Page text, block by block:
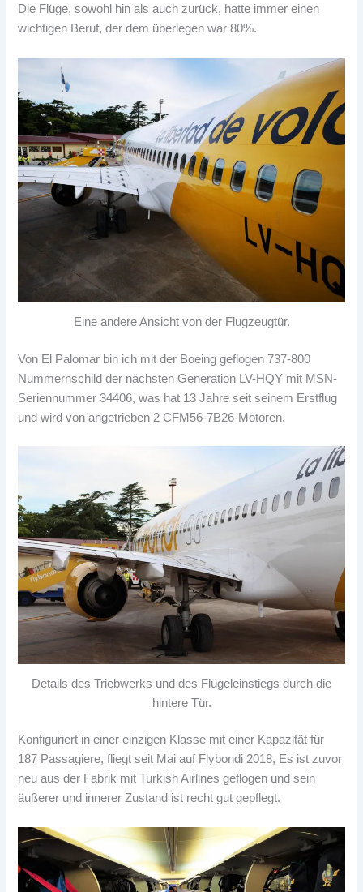
Die Flüge, sowohl hin als auch zurück, hatte immer einen
wichtigen Beruf, der dem überlegen war 80%.
Eine andere Ansicht von der Flugzeugtür.
Von El Palomar bin ich mit der Boeing geflogen 737-800
Nummernschild der nächsten Generation LV-HQY mit MSN-
Seriennummer 34406, was hat 13 Jahre seit seinem Erstflug
und wird von angetrieben 2 CFM56-7B26-Motoren.
Details des Triebwerks und des Flügeleinstiegs durch die
hintere Tür.
Konfiguriert in einer einzigen Klasse mit einer Kapazität für
187 Passagiere, fliegt seit Mai auf Flybondi 2018, Es ist zuvor
neu aus der Fabrik mit Turkish Airlines geflogen und sein
äußerer und innerer Zustand ist recht gut gepflegt.